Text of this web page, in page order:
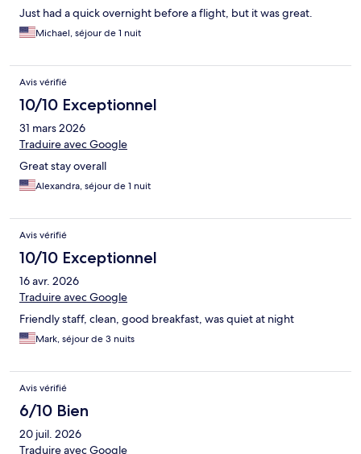
Just had a quick overnight before a flight, but it was great.
Michael, séjour de 1 nuit
Avis vérifié
10/10 Exceptionnel
31 mars 2026
Traduire avec Google
Great stay overall
Alexandra, séjour de 1 nuit
Avis vérifié
10/10 Exceptionnel
16 avr. 2026
Traduire avec Google
Friendly staff, clean, good breakfast, was quiet at night
Mark, séjour de 3 nuits
Avis vérifié
6/10 Bien
20 juil. 2026
Traduire avec Google